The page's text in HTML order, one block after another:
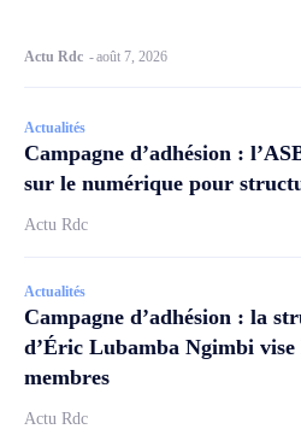
Actu Rdc -août 7, 2026
Actualités
Campagne d’adhésion :
sur le numérique pour
Actu Rdc
Actualités
Campagne d’adhésion : la
d’Éric Lubamba Ngimbi vise
membres
Actu Rdc